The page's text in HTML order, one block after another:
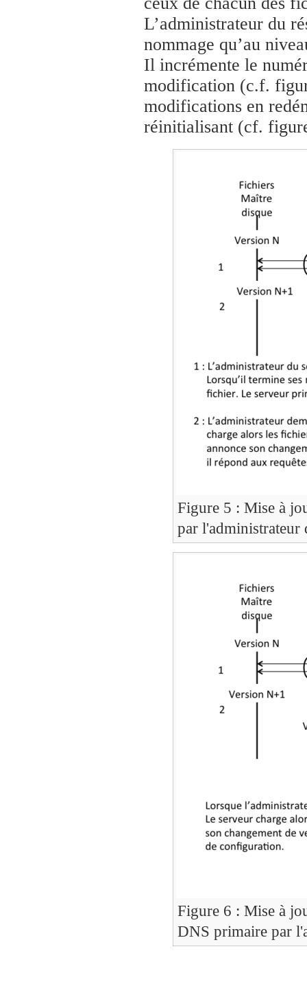
L’administrateur du
nommage qu’au
Il incrémente le
modification (c.f.
modifications en
réinitialisant (cf.
Figure 5 : Mise à
par l'administrateur
Figure 6 : Mise à
DNS primaire par